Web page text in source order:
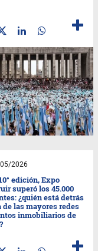
2026
edición, Expo
superó los 45.000
¿quién está detrás
de las mayores redes
inmobiliarios de